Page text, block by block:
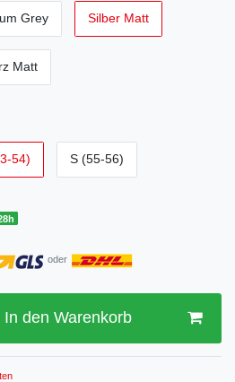
Grey Silber Matt
Matt
54) S (55-56)
oder
In den Warenkorb